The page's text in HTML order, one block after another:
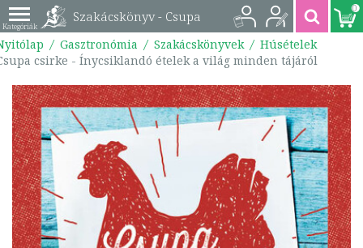
Szakácskönyv - Csupa
csirke - Ínycsiklandó
ételek a világ minden
tájáról |
9789635654314
0
Gasztronómia Szakácskönyvek
Húsételek
csirke - Ínycsiklandó ételek a világ minden tájáról